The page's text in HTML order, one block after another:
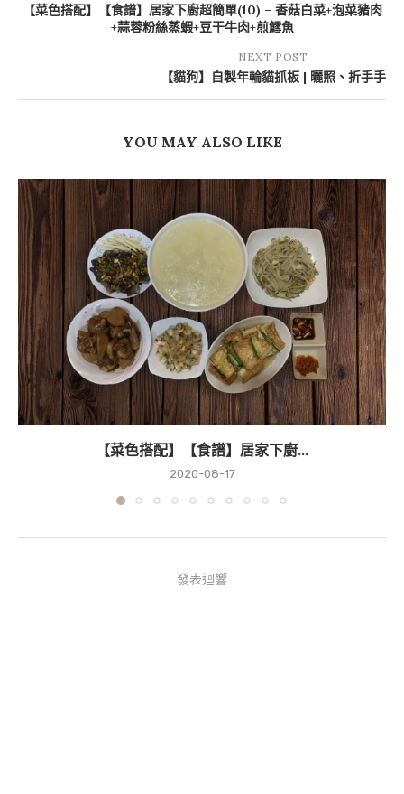
【菜色搭配】【食譜】居家下廚超簡單(10) – 香菇白菜+泡菜豬肉
+蒜蓉粉絲蒸蝦+豆干牛肉+煎鱈魚
NEXT POST
【貓狗】自製年輪貓抓板 | 曬照、折手手
YOU MAY ALSO LIKE
【菜色搭配】【食譜】居家下廚...
2020-08-17
發表迴響